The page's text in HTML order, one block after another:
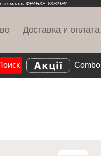
компаніїФРАНКЕ УКРАЇНА
Доставка и оплата